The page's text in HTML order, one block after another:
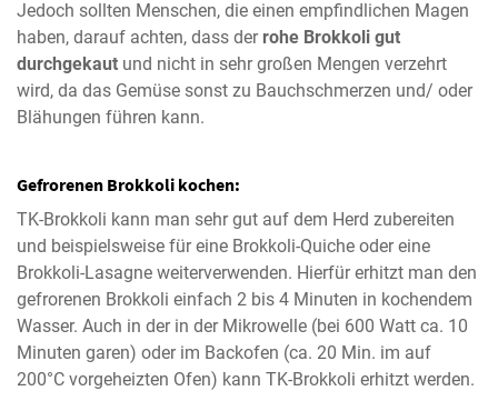
Jedoch sollten Menschen, die einen empfindlichen Magen
haben, darauf achten, dass der rohe Brokkoli gut
durchgekaut und nicht in sehr großen Mengen verzehrt
wird, da das Gemüse sonst zu Bauchschmerzen und/ oder
Blähungen führen kann.
Gefrorenen Brokkoli kochen:
TK-Brokkoli kann man sehr gut auf dem Herd zubereiten
und beispielsweise für eine Brokkoli-Quiche oder eine
Brokkoli-Lasagne weiterverwenden. Hierfür erhitzt man den
gefrorenen Brokkoli einfach 2 bis 4 Minuten in kochendem
Wasser. Auch in der in der Mikrowelle (bei 600 Watt ca. 10
Minuten garen) oder im Backofen (ca. 20 Min. im auf
200°C vorgeheizten Ofen) kann TK-Brokkoli erhitzt werden.